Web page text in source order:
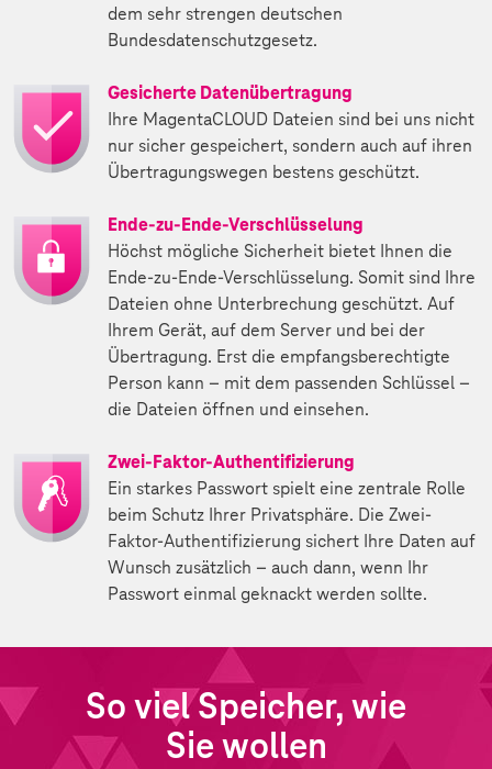
dem sehr strengen deutschen
Bundesdatenschutzgesetz.
Gesicherte Datenübertragung
Ihre MagentaCLOUD Dateien sind bei uns nicht
nur sicher gespeichert, sondern auch auf ihren
Übertragungswegen bestens geschützt.
Ende-zu-Ende-Verschlüsselung
Höchst mögliche Sicherheit bietet Ihnen die
Ende-zu-Ende-Verschlüsselung. Somit sind Ihre
Dateien ohne Unterbrechung geschützt. Auf
Ihrem Gerät, auf dem Server und bei der
Übertragung. Erst die empfangsberechtigte
Person kann – mit dem passenden Schlüssel –
die Dateien öffnen und einsehen.
Zwei-Faktor-Authentifizierung
Ein starkes Passwort spielt eine zentrale Rolle
beim Schutz Ihrer Privatsphäre. Die Zwei-
Faktor-Authentifizierung sichert Ihre Daten auf
Wunsch zusätzlich – auch dann, wenn Ihr
Passwort einmal geknackt werden sollte.
So viel Speicher, wie
Sie wollen